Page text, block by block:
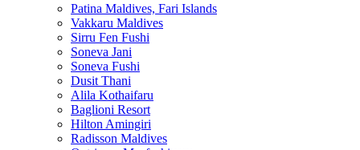
Patina Maldives, Fari Islands
Vakkaru Maldives
Sirru Fen Fushi
Soneva Jani
Soneva Fushi
Dusit Thani
Alila Kothaifaru
Baglioni Resort
Hilton Amingiri
Radisson Maldives